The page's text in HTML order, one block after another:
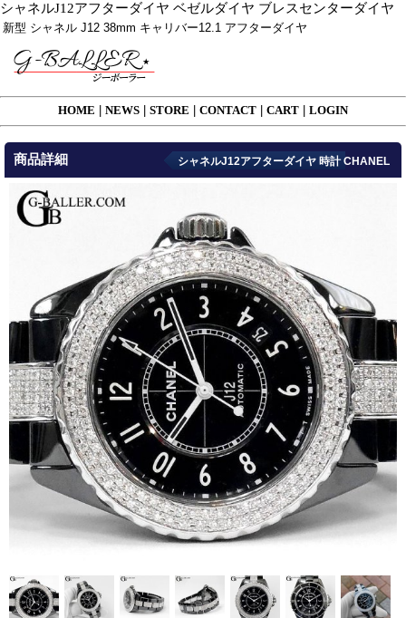
シャネルJ12アフターダイヤ ベゼルダイヤ ブレスセンターダイヤ
新型 シャネル J12 38mm キャリバー12.1 アフターダイヤ
HOME NEWS STORE CONTACT CART LOGIN
商品詳細 シャネルJ12アフターダイヤ 時計 CHANEL